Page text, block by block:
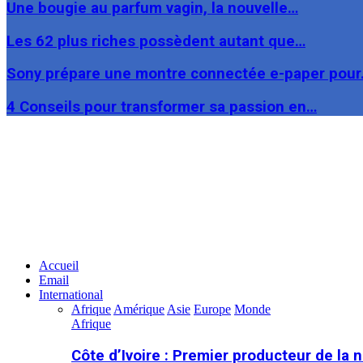
Une bougie au parfum vagin, la nouvelle…
Les 62 plus riches possèdent autant que…
Sony prépare une montre connectée e-paper
4 Conseils pour transformer sa passion en…
Accueil
Email
International
Afrique Amérique Asie Europe Monde
Afrique
Côte d’Ivoire : Premier producteur de la